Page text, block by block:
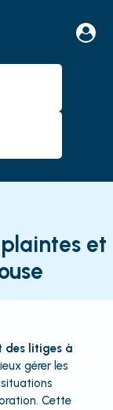
et
des litiges à
gérer les
Cette